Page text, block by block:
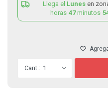
Llega el Lunes en
horas 47minutos
1